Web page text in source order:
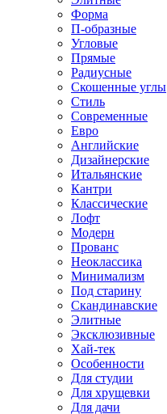
Форма
П-образные
Угловые
Прямые
Радиусные
Скошенные углы
Стиль
Современные
Евро
Английские
Дизайнерские
Итальянские
Кантри
Классические
Лофт
Модерн
Прованс
Неоклассика
Минимализм
Под старину
Скандинавские
Элитные
Эксклюзивные
Хай-тек
Особенности
Для студии
Для хрущевки
Для дачи